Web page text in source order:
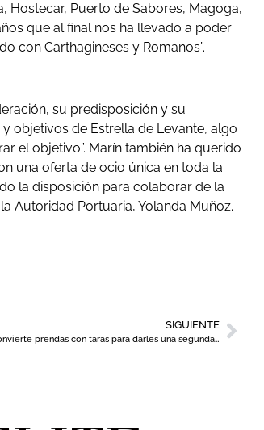
Hostecar, Puerto de Sabores, Magoga,
que al final nos ha llevado a poder
con Carthagineses y Romanos”.
su predisposición y su
objetivos de Estrella de Levante, algo
el objetivo”. Marín también ha querido
una oferta de ocio única en toda la
la disposición para colaborar de la
Autoridad Portuaria, Yolanda Muñoz.
SIGUIENTE
Pequeña Moma reconvierte prendas con taras para darles una segunda vida con un fin solidario